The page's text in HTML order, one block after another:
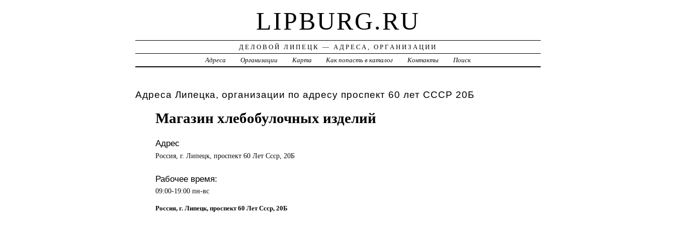
LIPBURG.RU
ДЕЛОВОЙ ЛИПЕЦК — АДРЕСА, ОРГАНИЗАЦИИ
Адреса
Организации Карта Как попасть в каталог Контакты Поиск
Адреса Липецка, организации по адресу проспект 60 лет СССР 20Б
Магазин хлебобулочных изделий
Адрес
Россия, г. Липецк, проспект 60 Лет Ссср, 20Б
Рабочее время:
09:00-19:00 пн-вс
Россия, г. Липецк, проспект 60 Лет Ссср, 20Б